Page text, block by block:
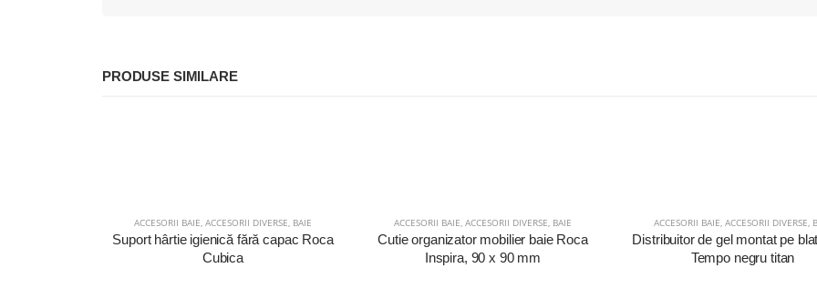
PRODUSE SIMILARE
ACCESORII BAIE, ACCESORII DIVERSE, BAIE
Suport hârtie igienică fără capac Roca
Cubica
ACCESORII BAIE, ACCESORII DIVERSE, BAIE
Cutie organizator mobilier baie Roca
Inspira, 90 x 90 mm
ACCESORII BAIE, ACCESORII DIVERSE,
Distribuitor de gel montat pe
Tempo negru titan